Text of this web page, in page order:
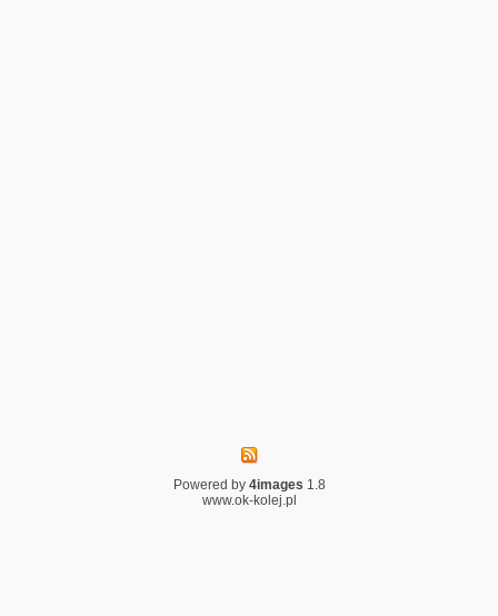
Powered by 4images 1.8
www.ok-kolej.pl